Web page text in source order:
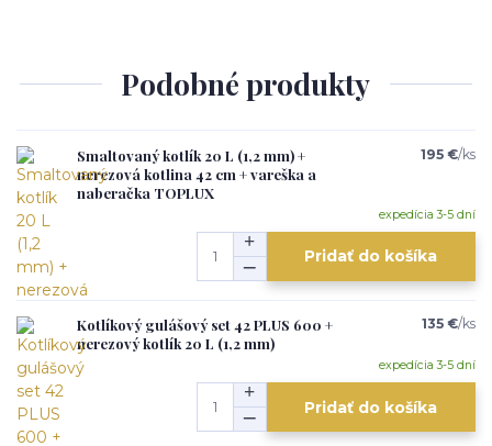
Podobné produkty
Smaltovaný kotlík 20 L (1,2 mm) +
nerezová kotlina 42 cm + vareška a
naberačka TOPLUX
195 €/ks
expedícia 3-5 dní
Pridať do košíka
Kotlíkový gulášový set 42 PLUS 600 +
nerezový kotlík 20 L (1,2 mm)
135 €/ks
expedícia 3-5 dní
Pridať do košíka